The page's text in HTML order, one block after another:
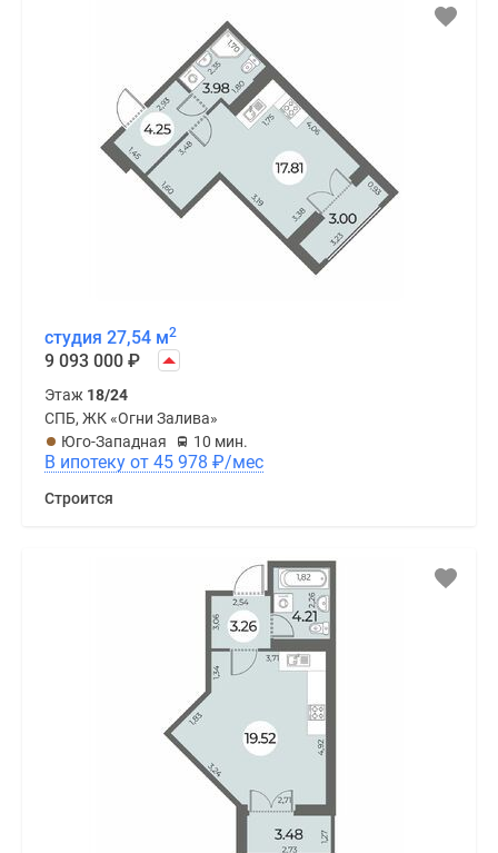
студия 27,54 м2
9 093 000 ₽
Этаж 18/24
СПБ, ЖК «Огни Залива»
Юго-Западная
10 мин.
В ипотеку от 45 978 ₽/мес
Строится